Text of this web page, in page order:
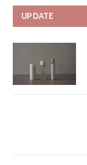
UPDATE